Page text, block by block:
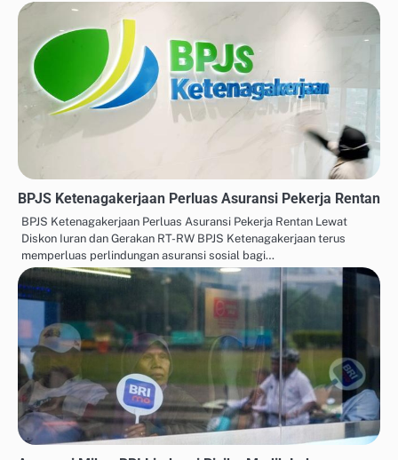
BPJS Ketenagakerjaan Perluas Asuransi Pekerja Rentan
BPJS Ketenagakerjaan Perluas Asuransi Pekerja Rentan Lewat
Diskon Iuran dan Gerakan RT-RW BPJS Ketenagakerjaan terus
memperluas perlindungan asuransi sosial bagi…